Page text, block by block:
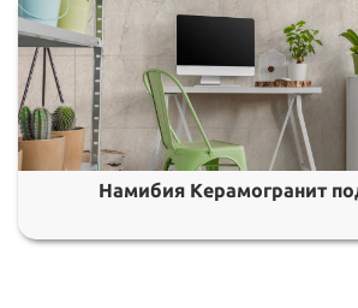
Намибия Керамогранит